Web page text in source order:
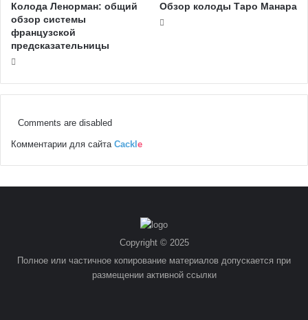
Колода Ленорман: общий
обзор системы
французской
предсказательницы
Обзор колоды Таро Манара
Comments are disabled
Комментарии для сайта Cackl e
Copyright © 2025
Полное или частичное копирование материалов допускается при
размещении активной ссылки